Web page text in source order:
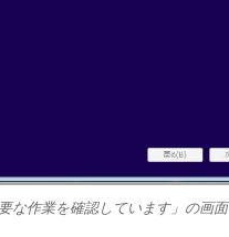
な作業を確認しています」の画面